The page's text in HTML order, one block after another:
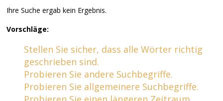
Ihre Suche ergab kein Ergebnis.
Vorschläge:
Stellen Sie sicher, dass alle Wörter richtig
geschrieben sind.
Probieren Sie andere Suchbegriffe.
Probieren Sie allgemeinere Suchbegriffe.